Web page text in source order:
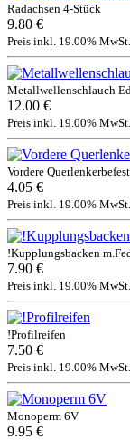
Radachsen 4-Stück
9.80 €
Preis inkl. 19.00%
Metallwellenschlauch
12.00 €
Preis inkl. 19.00%
Vordere
4.05 €
Preis inkl. 19.00%
!Kupplungsbacken
7.90 €
Preis inkl. 19.00%
!Profilreifen
7.50 €
Preis inkl. 19.00%
Monoperm 6V
9.95 €